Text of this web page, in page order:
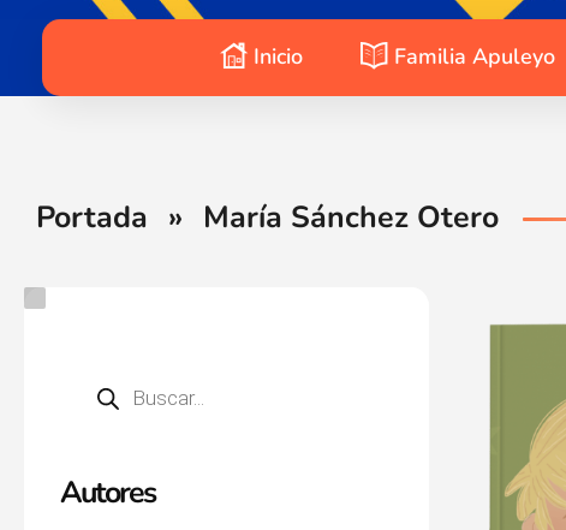
Inicio Familia Apuleyo
Portada » María Sánchez Otero
Autores